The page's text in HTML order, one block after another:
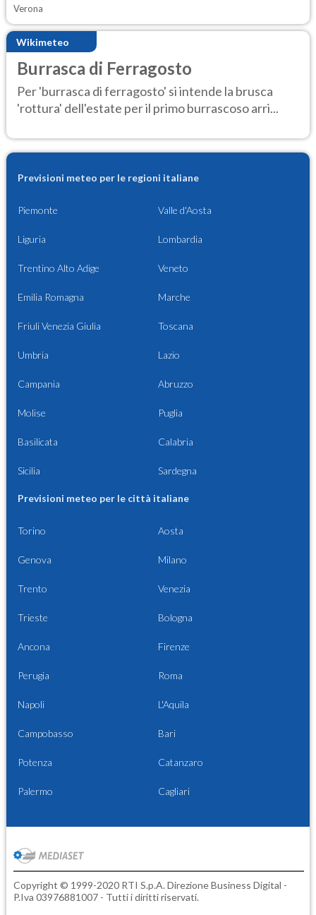
Verona
Wikimeteo
Burrasca di Ferragosto
Per 'burrasca di ferragosto' si intende la brusca
'rottura' dell'estate per il primo burrascoso arri...
Previsioni meteo per le regioni italiane
Piemonte Valle d'Aosta
Liguria Lombardia
Trentino Alto Adige Veneto
Emilia Romagna Marche
Friuli Venezia Giulia Toscana
Umbria Lazio
Campania Abruzzo
Molise Puglia
Basilicata Calabria
Sicilia Sardegna
Previsioni meteo per le città italiane
Torino Aosta
Genova Milano
Trento Venezia
Trieste Bologna
Ancona Firenze
Perugia Roma
Napoli L'Aquila
Campobasso Bari
Potenza Catanzaro
Palermo Cagliari
Copyright © 1999-2020 RTI S.p.A. Direzione Business Digital -
P.Iva 03976881007 - Tutti i diritti riservati.